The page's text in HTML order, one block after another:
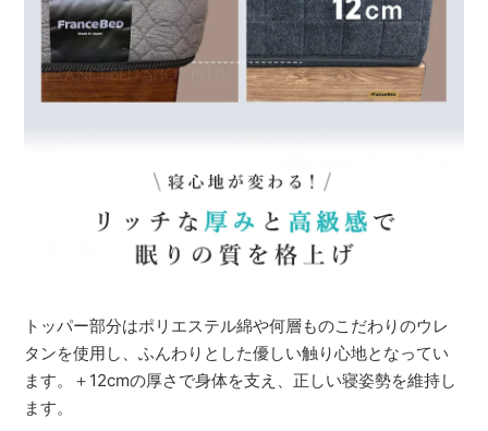
トッパー部分はポリエステル綿や何層ものこだわりのウレ
タンを使用し、ふんわりとした優しい触り心地となってい
ます。＋12cmの厚さで身体を支え、正しい寝姿勢を維持し
ます。